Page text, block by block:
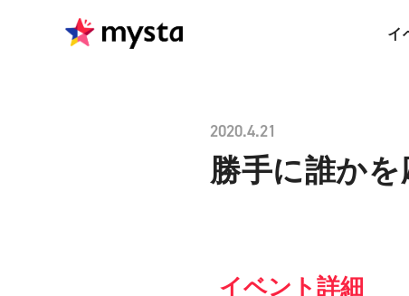
イ
2020.4.21
勝手に誰か
イベント詳細